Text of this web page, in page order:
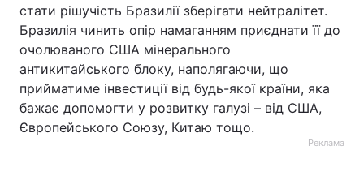
стати рішучість Бразилії зберігати нейтралітет.
Бразилія чинить опір намаганням приєднати її до
очолюваного США мінерального
антикитайського блоку, наполягаючи, що
прийматиме інвестиції від будь-якої країни, яка
бажає допомогти у розвитку галузі – від США,
Європейського Союзу, Китаю тощо.
Реклама